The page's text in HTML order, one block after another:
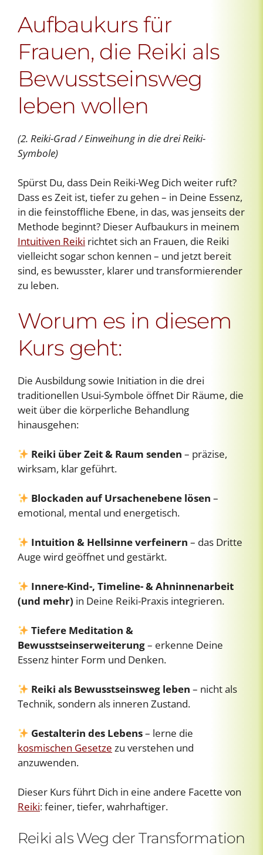
Aufbaukurs für
Frauen, die Reiki als
Bewusstseinsweg
leben wollen
(2. Reiki-Grad / Einweihung in die drei Reiki-
Symbole)
Spürst Du, dass Dein Reiki-Weg Dich weiter ruft?
Dass es Zeit ist, tiefer zu gehen – in Deine Essenz,
in die feinstoffliche Ebene, in das, was jenseits der
Methode beginnt? Dieser Aufbaukurs in meinem
Intuitiven Reiki richtet sich an Frauen, die Reiki
vielleicht sogar schon kennen – und jetzt bereit
sind, es bewusster, klarer und transformierender
zu leben.
Worum es in diesem
Kurs geht:
Die Ausbildung sowie Initiation in die drei
traditionellen Usui-Symbole öffnet Dir Räume, die
weit über die körperliche Behandlung
hinausgehen:
Reiki über Zeit & Raum senden – präzise,
wirksam, klar geführt.
Blockaden auf Ursachenebene lösen –
emotional, mental und energetisch.
Intuition & Hellsinne verfeinern – das Dritte
Auge wird geöffnet und gestärkt.
Innere-Kind-, Timeline- & Ahninnenarbeit
(und mehr) in Deine Reiki-Praxis integrieren.
Tiefere Meditation &
Bewusstseinserweiterung– erkenne Deine
Essenz hinter Form und Denken.
Reiki als Bewusstseinsweg leben – nicht als
Technik, sondern als inneren Zustand.
Gestalterin des Lebens– lerne die
kosmischen Gesetze zu verstehen und
anzuwenden.
Dieser Kurs führt Dich in eine andere Facette von
Reiki: feiner, tiefer, wahrhaftiger.
Reiki als Weg der Transformation